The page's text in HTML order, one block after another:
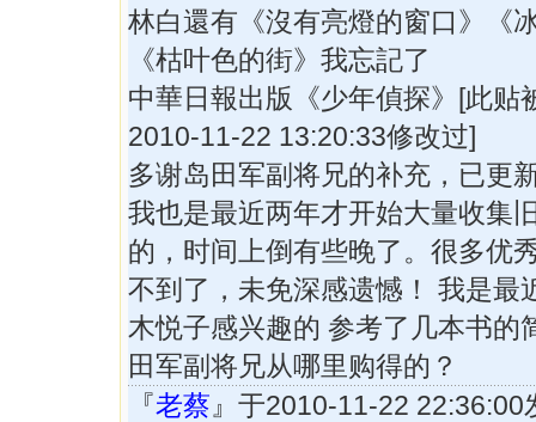
林白還有《沒有亮燈的窗口》
《枯叶色的街》我忘記了
中華日報出版《少年偵探》[此贴
2010-11-22 13:20:33修改过]
多谢岛田军副将兄的补充，已更
我也是最近两年才开始大量收集
的，时间上倒有些晚了。很多优
不到了，未免深感遗憾！ 我是最
木悦子感兴趣的 参考了几本书的
田军副将兄从哪里购得的？
『老蔡 』于2010-11-22 22:36:00